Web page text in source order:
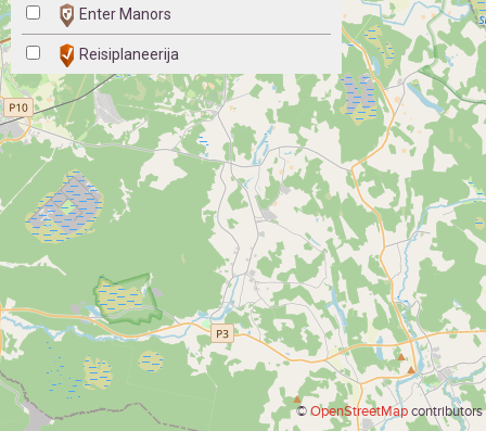
©OpenStreetMapcontributors
Enter Manors
Reisiplaneerija